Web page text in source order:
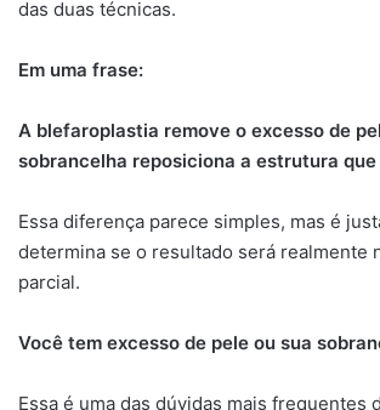
das duas técnicas.
Em uma frase:
A blefaroplastia remove o excesso de
sobrancelha reposiciona a estrutura
Essa diferença parece simples, mas é
determina se o resultado será realmente
parcial.
Você tem excesso de pele ou sua
Essa é uma das dúvidas mais frequentes